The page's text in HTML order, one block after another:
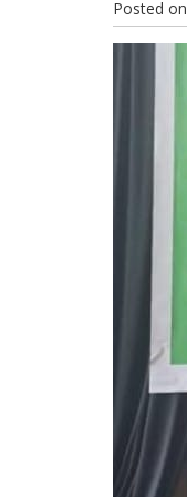
Posted on